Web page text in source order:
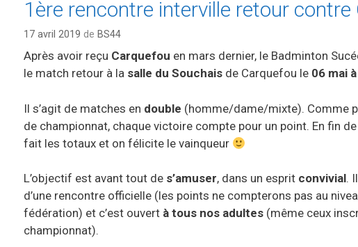
g
r
i
e
1ère rencontre interville retour
17 avril 2019 de BS44
Après avoir reçu Carquefou en mars dernier, le Badminton
le match retour à la salle du Souchais de Carquefou le 06 mai
Il s’agit de matches en double (homme/dame/mixte). Comme
de championnat, chaque victoire compte pour un point. En fin
fait les totaux et on félicite le vainqueur
L’objectif est avant tout de s’amuser, dans un esprit convivial.
d’une rencontre officielle (les points ne compterons pas au
fédération) et c’est ouvert à tous nos adultes (même ceux
championnat).